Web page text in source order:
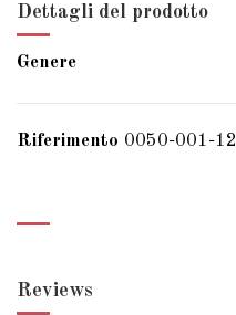
Dettagli del prodotto
Genere
Riferimento 0050-001-12
Reviews